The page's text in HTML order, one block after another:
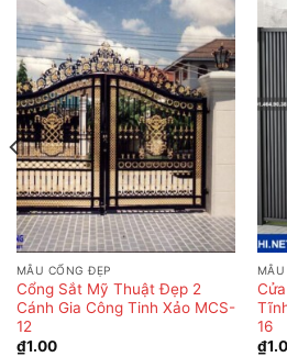
MẪU CỔNG ĐẸP
Cổng Sắt Mỹ Thuật Đẹp 2
Cánh Gia Công Tinh Xảo MCS-
12
₫1.00
16
₫